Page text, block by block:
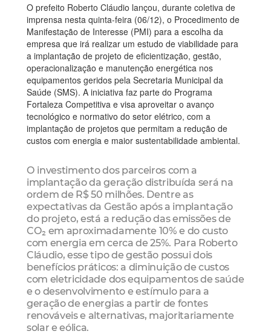
O prefeito Roberto Cláudio lançou, durante coletiva de
imprensa nesta quinta-feira (06/12), o Procedimento de
Manifestação de Interesse (PMI) para a escolha da
empresa que irá realizar um estudo de viabilidade para
a implantação de projeto de eficientização, gestão,
operacionalização e manutenção energética nos
equipamentos geridos pela Secretaria Municipal da
Saúde (SMS). A iniciativa faz parte do Programa
Fortaleza Competitiva e visa aproveitar o avanço
tecnológico e normativo do setor elétrico, com a
implantação de projetos que permitam a redução de
custos com energia e maior sustentabilidade ambiental.
O investimento dos parceiros com a
implantação da geração distribuída será na
ordem de R$ 50 milhões. Dentre as
expectativas da Gestão após a implantação
do projeto, está a redução das emissões de
CO₂ em aproximadamente 10% e do custo
com energia em cerca de 25%. Para Roberto
Cláudio, esse tipo de gestão possui dois
benefícios práticos: a diminuição de custos
com eletricidade dos equipamentos de saúde
e o desenvolvimento e estímulo para a
geração de energias a partir de fontes
renováveis e alternativas, majoritariamente
solar e eólica.